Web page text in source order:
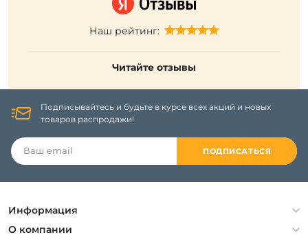
Наш рейтинг:
Читайте отзывы
Подписывайтесь и будьте в курсе всех акций и новых
товаров распродажи!
ПОДПИСАТЬСЯ
Информация
Политика конфиденциальности
О компании